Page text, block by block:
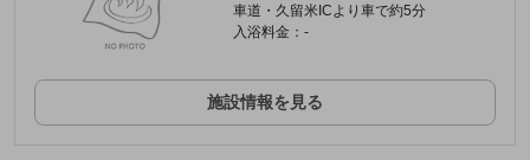
車道・久留米ICより車で約5分
入浴料金：-
施設情報を見る